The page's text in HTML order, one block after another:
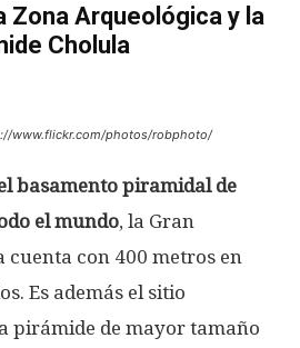
Zona Arqueológica y la
Cholula
www.flickr.com/photos/robphoto/
basamento piramidal de
el mundo, la Gran
cuenta con 400 metros en
Es además el sitio
pirámide de mayor tamaño